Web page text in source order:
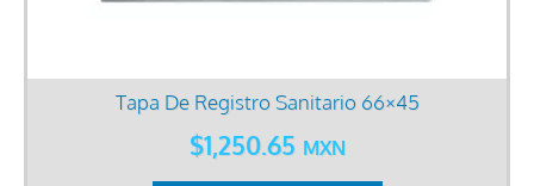
Tapa De Registro Sanitario 66×45
$1,250.65 MXN